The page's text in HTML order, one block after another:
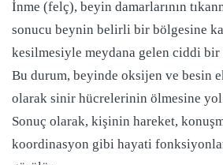
İnme (felç), beyin damarlarının
sonucu beynin belirli bir bölgesine
kesilmesiyle meydana gelen ciddi bir
Bu durum, beyinde oksijen ve besin
olarak sinir hücrelerinin ölmesine yol
Sonuç olarak, kişinin hareket,
koordinasyon gibi hayati